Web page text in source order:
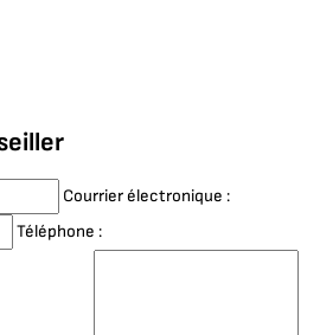
Courrier électronique :
Téléphone :